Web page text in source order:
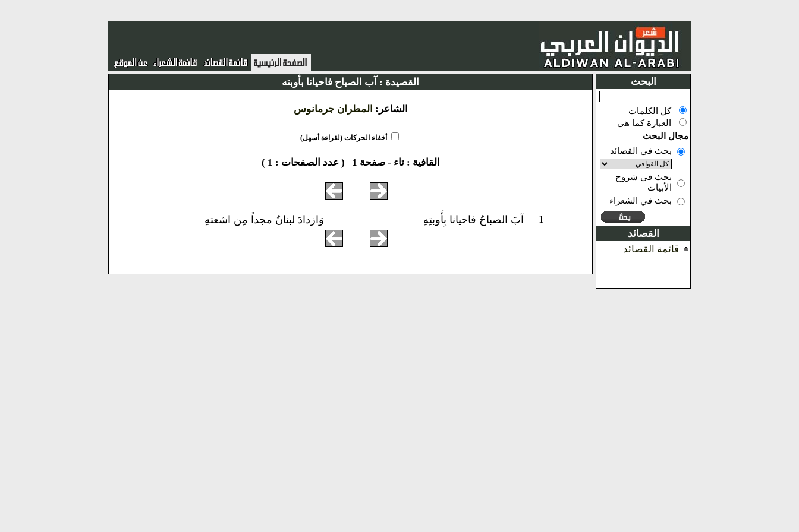
البحث
كل الكلمات
العبارة كما هي
مجال البحث
بحث في القصائد
بحث في شروح
الأبيات
بحث في الشعراء
القصائد
قائمة القصائد
القصيدة : آب الصباح فاحيانا بأوبته
الشاعر: المطران جرمانوس
أخفاء الحركات (لقراءة أسهل)
القافية :تاء -صفحة 1 ( عدد الصفحات : 1 )
1 آبَ الصباحُ فاحيانا بِأَوبتِهِ وَازدادَ لبنانُ مجداً مِن اشعتهِ